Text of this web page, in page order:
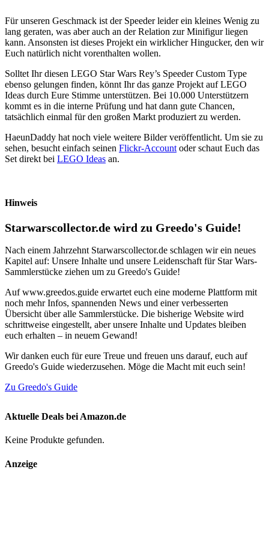
Für unseren Geschmack ist der Speeder leider ein kleines Wenig zu
lang geraten, was aber auch an der Relation zur Minifigur liegen
kann. Ansonsten ist dieses Projekt ein wirklicher Hingucker, den wir
Euch natürlich nicht vorenthalten wollen.
Solltet Ihr diesen LEGO Star Wars Rey’s Speeder Custom Type
ebenso gelungen finden, könnt Ihr das ganze Projekt auf LEGO
Ideas durch Eure Stimme unterstützen. Bei 10.000 Unterstützern
kommt es in die interne Prüfung und hat dann gute Chancen,
tatsächlich einmal für den großen Markt produziert zu werden.
HaeunDaddy hat noch viele weitere Bilder veröffentlicht. Um sie zu
sehen, besucht einfach seinen Flickr-Account oder schaut Euch das
Set direkt bei LEGO Ideas an.
Hinweis
Starwarscollector.de wird zu Greedo's Guide!
Nach einem Jahrzehnt Starwarscollector.de schlagen wir ein neues
Kapitel auf: Unsere Inhalte und unsere Leidenschaft für Star Wars-
Sammlerstücke ziehen um zu Greedo's Guide!
Auf www.greedos.guide erwartet euch eine moderne Plattform mit
noch mehr Infos, spannenden News und einer verbesserten
Übersicht über alle Sammlerstücke. Die bisherige Website wird
schrittweise eingestellt, aber unsere Inhalte und Updates bleiben
euch erhalten – in neuem Gewand!
Wir danken euch für eure Treue und freuen uns darauf, euch auf
Greedo's Guide wiederzusehen. Möge die Macht mit euch sein!
Zu Greedo's Guide
Aktuelle Deals bei Amazon.de
Keine Produkte gefunden.
Anzeige